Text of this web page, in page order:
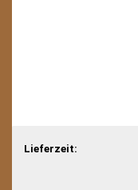
Lieferzeit: